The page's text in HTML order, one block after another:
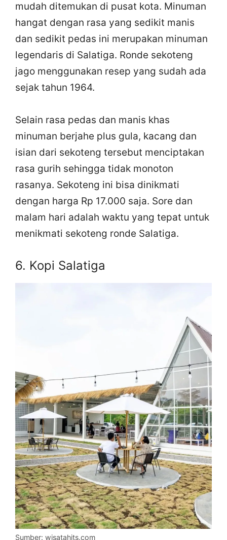
mudah ditemukan di pusat kota. Minuman
hangat dengan rasa yang sedikit manis
dan sedikit pedas ini merupakan minuman
legendaris di Salatiga. Ronde sekoteng
jago menggunakan resep yang sudah ada
sejak tahun 1964.
Selain rasa pedas dan manis khas
minuman berjahe plus gula, kacang dan
isian dari sekoteng tersebut menciptakan
rasa gurih sehingga tidak monoton
rasanya. Sekoteng ini bisa dinikmati
dengan harga Rp 17.000 saja. Sore dan
malam hari adalah waktu yang tepat untuk
menikmati sekoteng ronde Salatiga.
6. Kopi Salatiga
Sumber: wisatahits.com